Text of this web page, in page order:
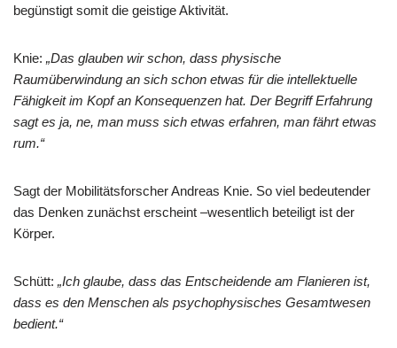
begünstigt somit die geistige Aktivität.
Knie: „Das glauben wir schon, dass physische
Raumüberwindung an sich schon etwas für die intellektuelle
Fähigkeit im Kopf an Konsequenzen hat. Der Begriff Erfahrung
sagt es ja, ne, man muss sich etwas erfahren, man fährt etwas
rum.“
Sagt der Mobilitätsforscher Andreas Knie. So viel bedeutender
das Denken zunächst erscheint –wesentlich beteiligt ist der
Körper.
Schütt: „Ich glaube, dass das Entscheidende am Flanieren ist,
dass es den Menschen als psychophysisches Gesamtwesen
bedient.“